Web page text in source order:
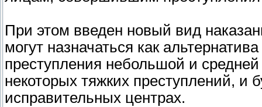
При этом введен новый вид
могут назначаться как
преступления небольшой и
некоторых тяжких преступлений, и
исправительных центрах.